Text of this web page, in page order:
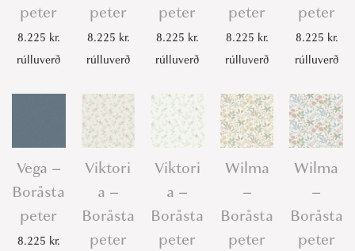
peter
8.225 kr.
rúlluverð
peter
8.225 kr.
rúlluverð
peter
8.225 kr.
rúlluverð
peter
8.225 kr.
rúlluverð
peter
8.225 kr.
rúlluverð
Vega –
Boråsta
peter
8.225 kr.
Viktori
a –
Boråsta
peter
Viktori
a –
Boråsta
peter
Wilma
–
Boråsta
peter
Wilma
–
Boråsta
peter